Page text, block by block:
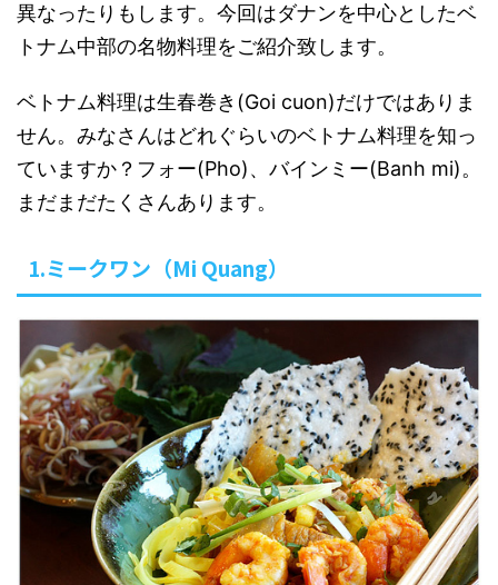
異なったりもします。今回はダナンを中心としたベ
トナム中部の名物料理をご紹介致します。
ベトナム料理は生春巻き(Goi cuon)だけではありま
せん。みなさんはどれぐらいのベトナム料理を知っ
ていますか？フォー(Pho)、バインミー(Banh mi)。
まだまだたくさんあります。
1.ミークワン（Mi Quang）